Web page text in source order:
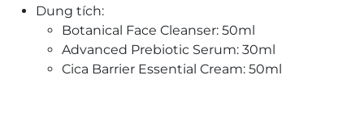
Dung tích:
Botanical Face Cleanser: 50ml
Advanced Prebiotic Serum: 30ml
Cica Barrier Essential Cream: 50ml